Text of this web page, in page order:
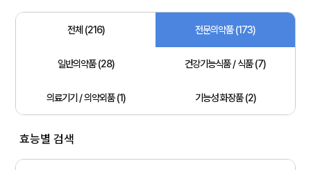
전체 (216) 전문의약품 (173)
일반의약품 (28) 건강기능식품 / 식품 (7)
의료기기 / 의약외품 (1) 기능성 화장품 (2)
효능별 검색